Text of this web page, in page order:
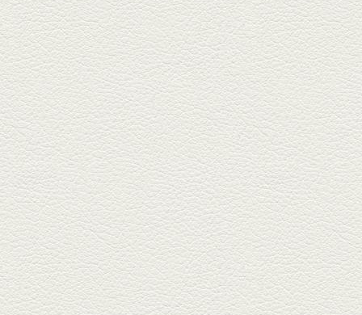
オーナーこだわりの魚料理が味
わえ...
2025年7月25日放送
朝ごはんプレート＆かん
ぱちのカマ(塩焼き)
並木坂では珍しい朝ごはんの店
「コルハコ」で昼飲みの刻。
「銀し...
2025年7月4日放送
生姜香る鮭とイクラの土
鍋ご飯 など
銀杏中通りにこの春オープンし
た「創作ダイニング真」へ。暑
い夏...
2025年6月13日放送
ﾊﾓの季節野菜あんかけ＆
どんぐりﾎﾟｰｸ西京焼き
西銀座通り、若き和の料理人の